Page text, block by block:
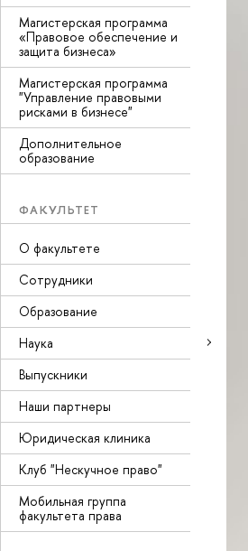
Магистерская программа
«Правовое обеспечение и
защита бизнеса»
Магистерская программа
"Управление правовыми
рисками в бизнесе"
Дополнительное
образование
ФАКУЛЬТЕТ
О факультете
Сотрудники
Образование
Наука
Выпускники
Наши партнеры
Юридическая клиника
Клуб "Нескучное право"
Мобильная группа
факультета права